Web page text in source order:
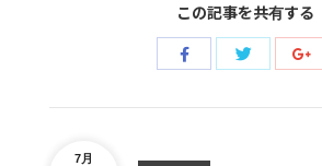
この記事を共有する
Share
Share
7月